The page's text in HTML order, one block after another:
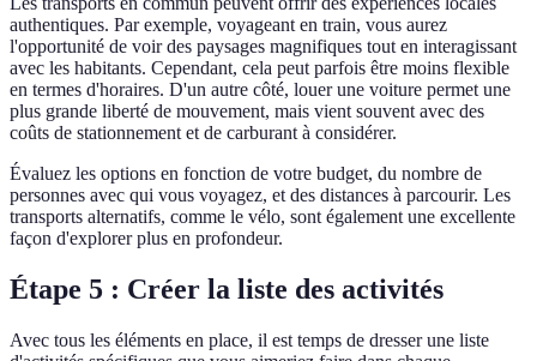
authentiques. Par exemple, voyageant en train, vous aurez
l'opportunité de voir des paysages magnifiques tout en interagissant
avec les habitants. Cependant, cela peut parfois être moins flexible
en termes d'horaires. D'un autre côté, louer une voiture permet une
plus grande liberté de mouvement, mais vient souvent avec des
coûts de stationnement et de carburant à considérer.
Évaluez les options en fonction de votre budget, du nombre de
personnes avec qui vous voyagez, et des distances à parcourir. Les
transports alternatifs, comme le vélo, sont également une excellente
façon d'explorer plus en profondeur.
Étape 5 : Créer la liste des activités
Avec tous les éléments en place, il est temps de dresser une liste